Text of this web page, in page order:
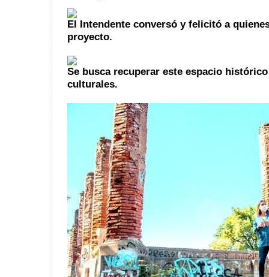
El Intendente conversó y felicitó a
proyecto.
Se busca recuperar este espacio
culturales.